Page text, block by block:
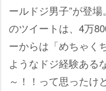
ールドジ男子”が登
のツイートは、4万
ーからは「めちゃく
ようなドジ経験ある
～！！って思ったけ